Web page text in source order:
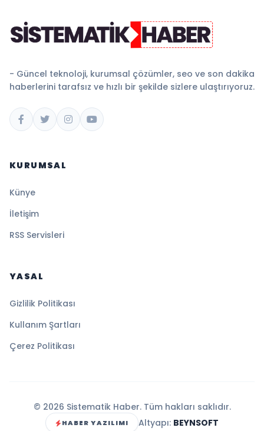
- Güncel teknoloji, kurumsal çözümler, seo ve son dakika
haberlerini tarafsız ve hızlı bir şekilde sizlere ulaştırıyoruz.
KURUMSAL
Künye
İletişim
RSS Servisleri
YASAL
Gizlilik Politikası
Kullanım Şartları
Çerez Politikası
© 2026 Sistematik Haber. Tüm hakları saklıdır.
HABER YAZILIMI Altyapı: BEYNSOFT